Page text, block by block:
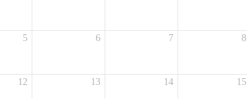
5 6 7 8
12 13 14 15